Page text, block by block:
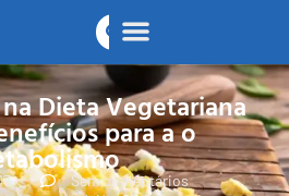
Dieta Vegetariana
para a o
Sem comentários